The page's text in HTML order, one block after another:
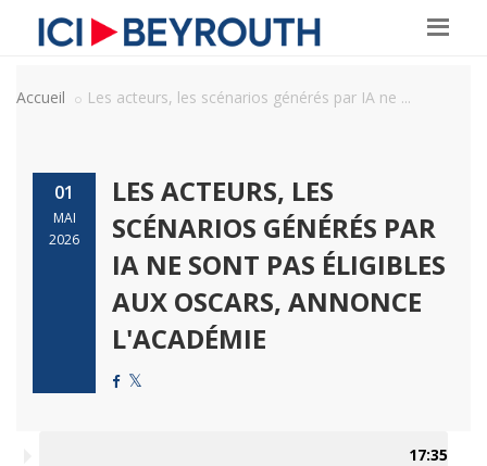
Accueil Les acteurs, les scénarios générés par IA ne ...
01
MAI
2026
LES ACTEURS, LES
SCÉNARIOS GÉNÉRÉS PAR
IA NE SONT PAS ÉLIGIBLES
AUX OSCARS, ANNONCE
L'ACADÉMIE
17:35